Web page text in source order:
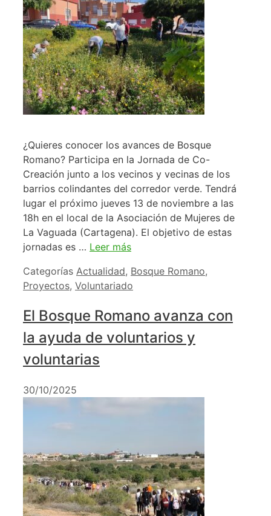
¿Quieres conocer los avances de Bosque
Romano? Participa en la Jornada de Co-
Creación junto a los vecinos y vecinas de los
barrios colindantes del corredor verde. Tendrá
lugar el próximo jueves 13 de noviembre a las
18h en el local de la Asociación de Mujeres de
La Vaguada (Cartagena). El objetivo de estas
jornadas es … Leer más
Categorías Actualidad, Bosque Romano,
Proyectos, Voluntariado
El Bosque Romano avanza con
la ayuda de voluntarios y
voluntarias
30/10/2025